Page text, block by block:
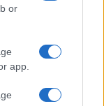
or
app.